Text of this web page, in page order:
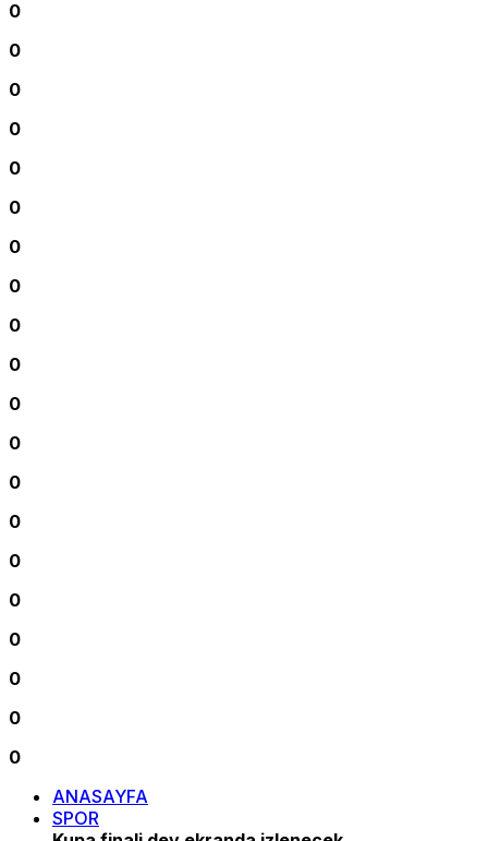
0
0
0
0
0
0
0
0
0
0
0
0
0
0
0
0
0
0
0
0
ANASAYFA
SPOR